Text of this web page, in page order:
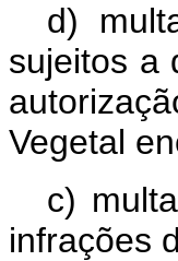
d)
sujeitos a
Vegetal
c)
infrações